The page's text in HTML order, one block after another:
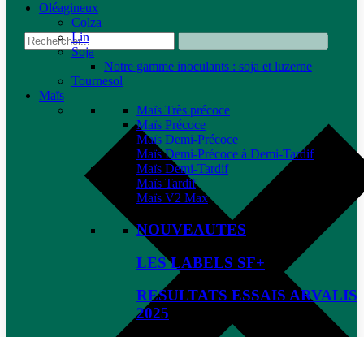
Oléagineux
Colza
Lin
Soja
Notre gamme inoculants : soja et luzerne
Tournesol
Maïs
Maïs Très précoce
Maïs Précoce
Maïs Demi-Précoce
Maïs Demi-Précoce à Demi-Tardif
Maïs Demi-Tardif
Maïs Tardif
Maïs V2 Max
NOUVEAUTES
LES LABELS SF+
RESULTATS ESSAIS ARVALIS
2025